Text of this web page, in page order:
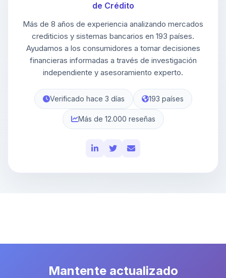
de Crédito
Más de 8 años de experiencia analizando mercados
crediticios y sistemas bancarios en 193 países.
Ayudamos a los consumidores a tomar decisiones
financieras informadas a través de investigación
independiente y asesoramiento experto.
Verificado hace 3 días 193 países
Más de 12.000 reseñas
Mantente actualizado